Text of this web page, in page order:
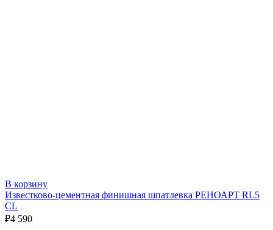
В корзину
Известково-цементная финишная шпатлевка РЕНОАРТ RL5
CL
₽4 590